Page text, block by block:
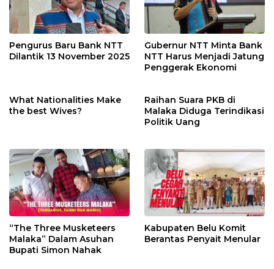
Pengurus Baru Bank NTT
Dilantik 13 November 2025
Gubernur NTT Minta Bank
NTT Harus Menjadi Jatung
Penggerak Ekonomi
What Nationalities Make
the best Wives?
Raihan Suara PKB di
Malaka Diduga Terindikasi
Politik Uang
“The Three Musketeers
Malaka” Dalam Asuhan
Bupati Simon Nahak
Kabupaten Belu Komit
Berantas Penyait Menular